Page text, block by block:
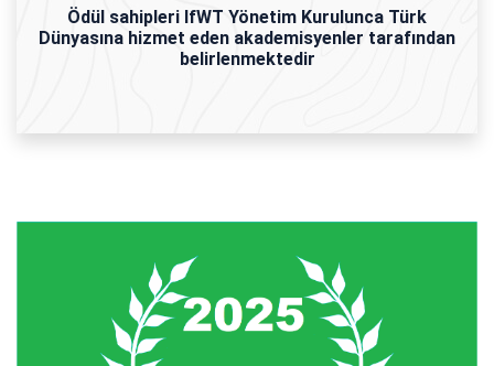
Ödül sahipleri IfWT Yönetim Kurulunca Türk
Dünyasına hizmet eden akademisyenler tarafından
belirlenmektedir